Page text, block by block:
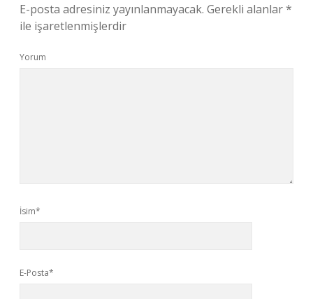
E-posta adresiniz yayınlanmayacak. Gerekli alanlar*
ile işaretlenmişlerdir
Yorum
İsim*
E-Posta*